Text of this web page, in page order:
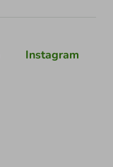
Instagram